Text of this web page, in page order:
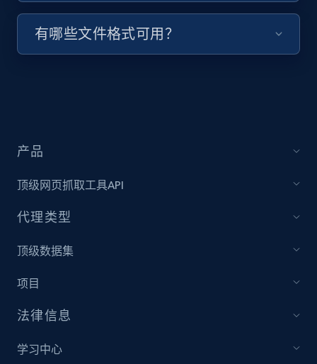
8.1K+ 716+
Video length, Likes, Views, and more.
8.1K+
by Explore page URL
Video length, Likes, Views, and more.
8.1K+
有哪些文件格式可用？
产品
顶级网页抓取工具API
代理类型
顶级数据集
项目
法律信息
学习中心